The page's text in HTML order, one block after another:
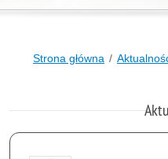
Strona główna